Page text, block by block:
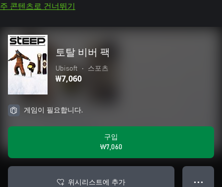
주 콘텐츠로 건너뛰기
토탈 비버 팩
Ubisoft • 스포츠
₩7,060
게임이 필요합니다.
구입
₩7,060
위시리스트에 추가 ● ● ●